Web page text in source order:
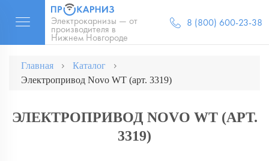
Электрокарнизы — от
производителя в
Нижнем Новгороде
8 (800) 600-23-38
Главная
Каталог
Электропривод Novo WT (арт. 3319)
ЭЛЕКТРОПРИВОД NOVO WT (АРТ.
3319)